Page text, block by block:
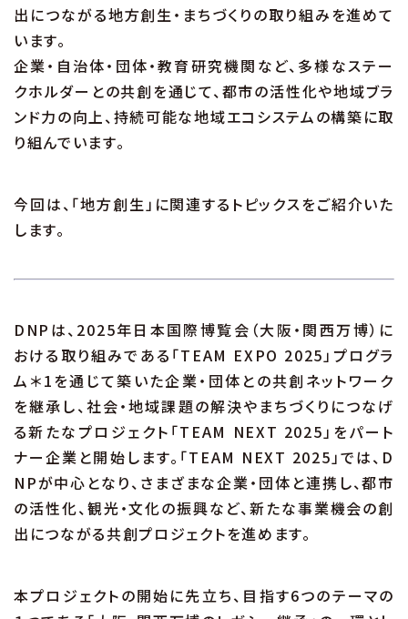
出につながる地方創生・まちづくりの取り組みを進めて
います。
企業・自治体・団体・教育研究機関など、多様なステー
クホルダーとの共創を通じて、都市の活性化や地域ブラ
ンド力の向上、持続可能な地域エコシステムの構築に取
り組んでいます。
今回は、「地方創生」に関連するトピックスをご紹介いた
します。
DNPは、2025年日本国際博覧会（大阪・関西万博）に
おける取り組みである「TEAM EXPO 2025」プログラ
ム＊1を通じて築いた企業・団体との共創ネットワーク
を継承し、社会・地域課題の解決やまちづくりにつなげ
る新たなプロジェクト「TEAM NEXT 2025」をパート
ナー企業と開始します。「TEAM NEXT 2025」では、D
NPが中心となり、さまざまな企業・団体と連携し、都市
の活性化、観光・文化の振興など、新たな事業機会の創
出につながる共創プロジェクトを進めます。
本プロジェクトの開始に先立ち、目指す6つのテーマの